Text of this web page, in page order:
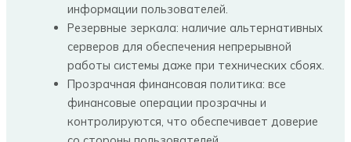
информации пользователей.
Резервные зеркала: наличие альтернативных
серверов для обеспечения непрерывной
работы системы даже при технических сбоях.
Прозрачная финансовая политика: все
финансовые операции прозрачны и
контролируются, что обеспечивает доверие